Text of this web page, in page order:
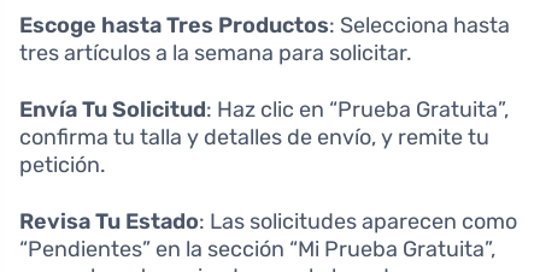
Escoge hasta Tres Productos: Selecciona hasta
tres artículos a la semana para solicitar.
Envía Tu Solicitud: Haz clic en “Prueba Gratuita”,
confirma tu talla y detalles de envío, y remite tu
petición.
Revisa Tu Estado: Las solicitudes aparecen como
“Pendientes” en la sección “Mi Prueba Gratuita”,